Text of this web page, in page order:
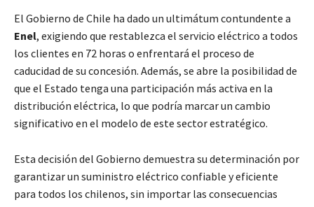
El Gobierno de Chile ha dado un ultimátum contundente a
Enel, exigiendo que restablezca el servicio eléctrico a todos
los clientes en 72 horas o enfrentará el proceso de
caducidad de su concesión. Además, se abre la posibilidad de
que el Estado tenga una participación más activa en la
distribución eléctrica, lo que podría marcar un cambio
significativo en el modelo de este sector estratégico.
Esta decisión del Gobierno demuestra su determinación por
garantizar un suministro eléctrico confiable y eficiente
para todos los chilenos, sin importar las consecuencias